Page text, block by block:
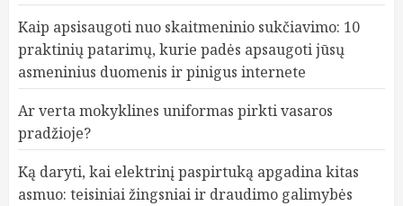
Kaip apsisaugoti nuo skaitmeninio sukčiavimo: 10
praktinių patarimų, kurie padės apsaugoti jūsų
asmeninius duomenis ir pinigus internete
Ar verta mokyklines uniformas pirkti vasaros
pradžioje?
Ką daryti, kai elektrinį paspirtuką apgadina kitas
asmuo: teisiniai žingsniai ir draudimo galimybės